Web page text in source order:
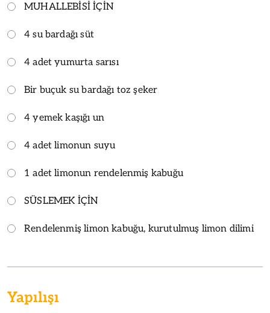
MUHALLEBİSİ İÇİN
4 su bardağı süt
4 adet yumurta sarısı
Bir buçuk su bardağı toz şeker
4 yemek kaşığı un
4 adet limonun suyu
1 adet limonun rendelenmiş kabuğu
SÜSLEMEK İÇİN
Rendelenmiş limon kabuğu, kurutulmuş limon dilimi
Yapılışı